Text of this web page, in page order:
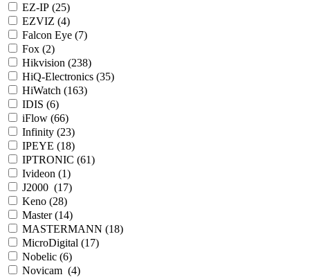
EZ-IP (25)
EZVIZ (4)
Falcon Eye (7)
Fox (2)
Hikvision (238)
HiQ-Electronics (35)
HiWatch (163)
IDIS (6)
iFlow (66)
Infinity (23)
IPEYE (18)
IPTRONIC (61)
Ivideon (1)
J2000 (17)
Keno (28)
Master (14)
MASTERMANN (18)
MicroDigital (17)
Nobelic (6)
Novicam (4)